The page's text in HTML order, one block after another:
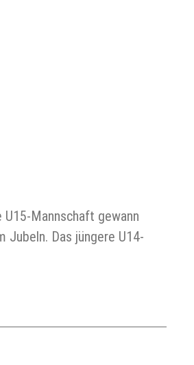
Mannschaft gewann
Jubeln. Das jüngere U14-